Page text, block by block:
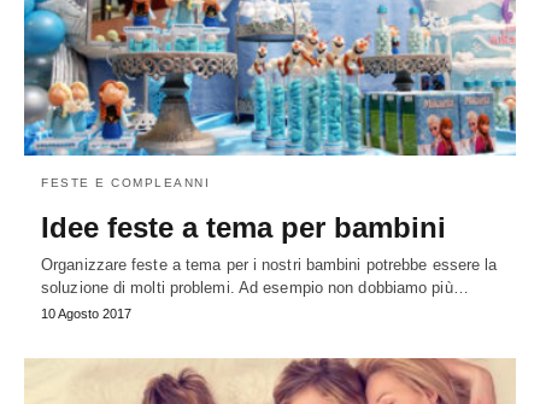
FESTE E COMPLEANNI
Idee feste a tema per bambini
Organizzare feste a tema per i nostri bambini potrebbe essere la
soluzione di molti problemi. Ad esempio non dobbiamo più…
10 Agosto 2017